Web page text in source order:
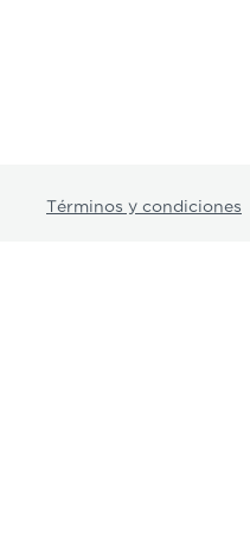
Términos y condiciones